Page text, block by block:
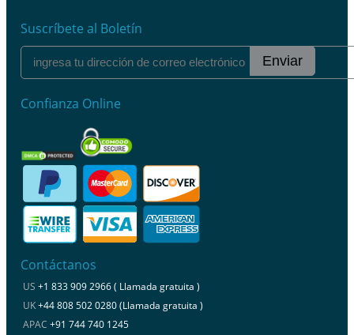
Suscríbete al Boletín
Enviar
Confianza Online
Contáctanos
US +1 833 909 2966 ( Llamada gratuita )
UK+44 808 502 0280 (Llamada gratuita )
APAC +91 744 740 1245